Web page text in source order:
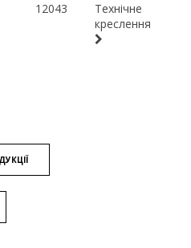
12043
Технічне
креслення